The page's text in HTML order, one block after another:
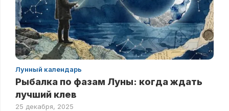
Лунный календарь
Рыбалка по фазам Луны: когда ждать
лучший клев
25 декабря, 2025